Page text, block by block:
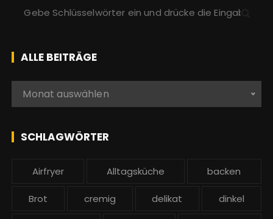
h
e
n
c
:
ALLE BEITRÄGE
e
Monat auswählen
SCHLAGWÖRTER
Airfryer Alltagsküche backen
Brot cremig delikat dinkel